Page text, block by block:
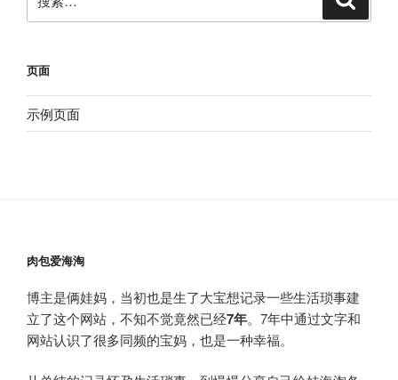
索：
页面
示例页面
肉包爱海淘
博主是俩娃妈，当初也是生了大宝想记录一些生活琐事建
立了这个网站，不知不觉竟然已经7年。7年中通过文字和
网站认识了很多同频的宝妈，也是一种幸福。